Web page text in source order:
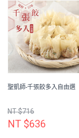
聖凱師-千張餃多入自由選
NT $716
NT $636